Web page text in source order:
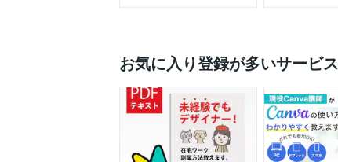
お気に入り登録が多いサービス